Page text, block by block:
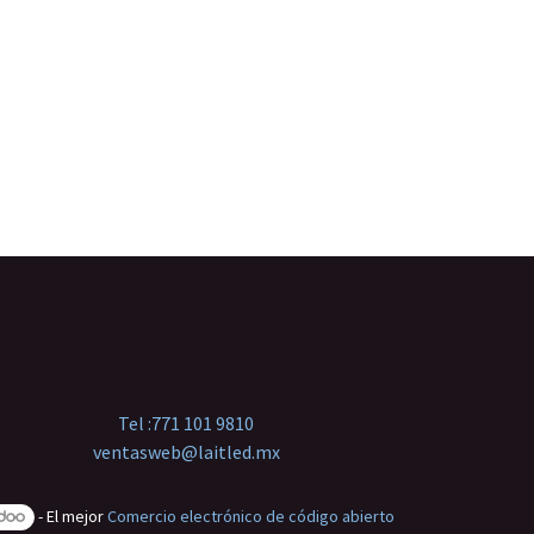
Tel :771 101 9810
ventasweb@laitled.mx
- El mejorComercio electrónico de código abierto